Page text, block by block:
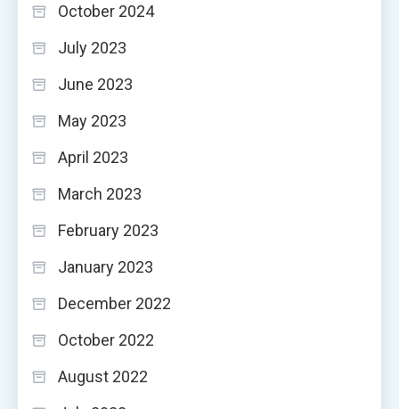
October 2024
July 2023
June 2023
May 2023
April 2023
March 2023
February 2023
January 2023
December 2022
October 2022
August 2022